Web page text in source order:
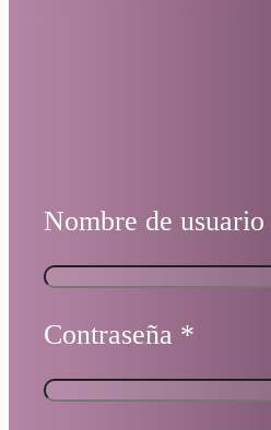
Nombre de
Contraseña *